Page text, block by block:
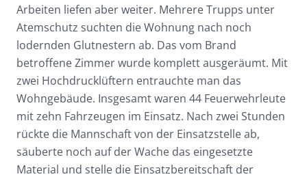
Arbeiten liefen aber weiter. Mehrere Trupps unter
Atemschutz suchten die Wohnung nach noch
lodernden Glutnestern ab. Das vom Brand
betroffene Zimmer wurde komplett ausgeräumt. Mit
zwei Hochdrucklüftern entrauchte man das
Wohngebäude. Insgesamt waren 44 Feuerwehrleute
mit zehn Fahrzeugen im Einsatz. Nach zwei Stunden
rückte die Mannschaft von der Einsatzstelle ab,
säuberte noch auf der Wache das eingesetzte
Material und stelle die Einsatzbereitschaft der